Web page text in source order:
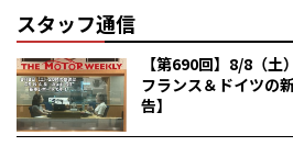
スタッフ通信
【第690回】8/8（土
フランス＆ドイツの
告】